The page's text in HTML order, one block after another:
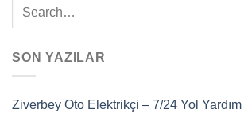
SON YAZILAR
Ziverbey Oto Elektrikçi – 7/24 Yol Yardım